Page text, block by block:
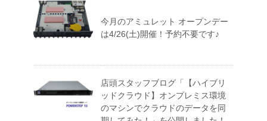
今月のアミュレット オープンデー
は4/26(土)開催！予約不要です♪
店頭スタッフブログ「【ハイブリ
ッドクラウド】オンプレミス環境
のマシンでクラウドのデータを同